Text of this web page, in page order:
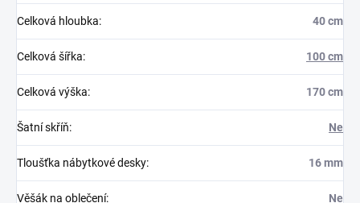
Celková hloubka: 40 cm
Celková šířka: 100 cm
Celková výška: 170 cm
Šatní skříň: Ne
Tloušťka nábytkové desky: 16 mm
Věšák na oblečení: Ne